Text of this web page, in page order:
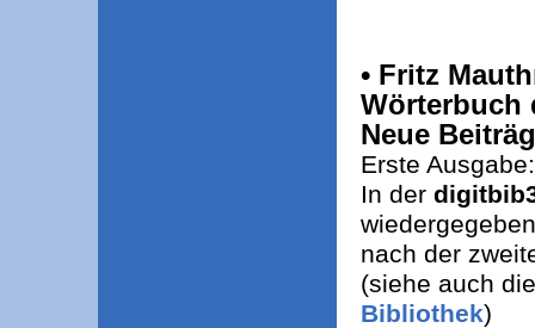
• Fritz
Wörterbuch
Neue
Erste
In der
nach der
(siehe auch
Bibliothek)